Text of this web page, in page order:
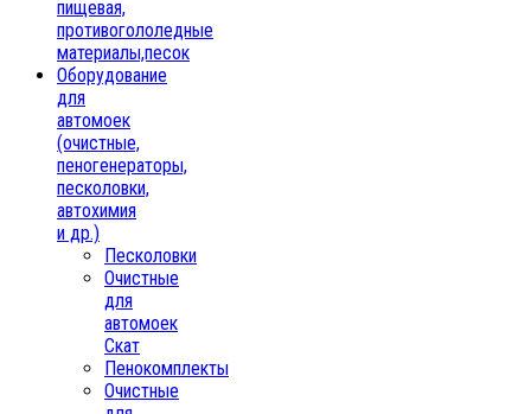
пищевая,
противогололедные
материалы,песок
Oборудование
для
автомоек
(очистные,
пеногенераторы,
песколовки,
автохимия
и др.)
Песколовки
Очистные
для
автомоек
Скат
Пенокомплекты
Очистные